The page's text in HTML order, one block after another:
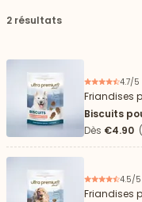
pour l’éducation ou
à votre chien une
2 résultats
4.7/
Friandises
Biscuits
Dès €4.90
4.5/
Friandises